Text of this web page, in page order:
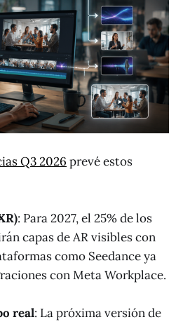
Q3 2026 prevé estos
: Para 2027, el 25% de los
capas de AR visibles con
como Seedance ya
con Meta Workplace.
real: La próxima versión de